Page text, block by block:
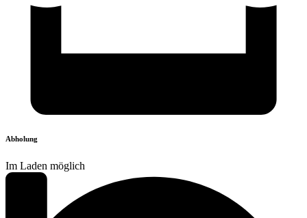
Abholung
Im Laden möglich